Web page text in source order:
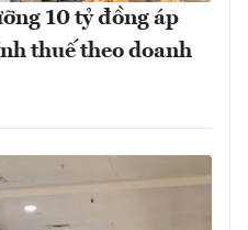
10 tỷ đồng áp
thuế theo doanh